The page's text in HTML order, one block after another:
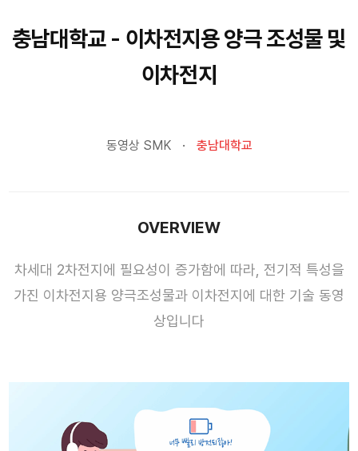
충남대학교 - 이차전지용 양극 조성물 및
이차전지
동영상 SMK 충남대학교
OVERVIEW
차세대 2차전지에 필요성이 증가함에 따라, 전기적 특성을
가진 이차전지용 양극조성물과 이차전지에 대한 기술 동영
상입니다